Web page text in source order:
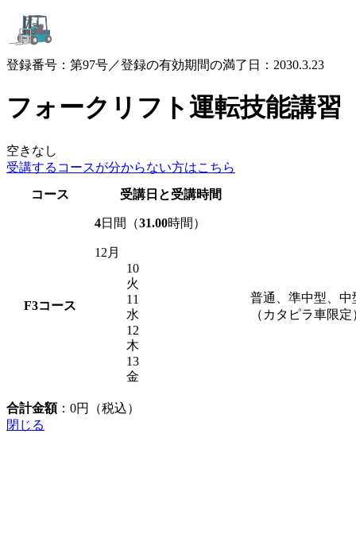
登録番号：第97号／登録の有効期間の満了日：2030.3.23
フォークリフト運転技能講習
空きなし
受講するコースが分からない方はこちら
コース
受講日と受講時間
F3コース
4日間（31.00時間）
12月
10
火
11
水
12
木
13
金
普通、準中型、
（カタピラ車限
合計金額： 0円（税込）
閉じる